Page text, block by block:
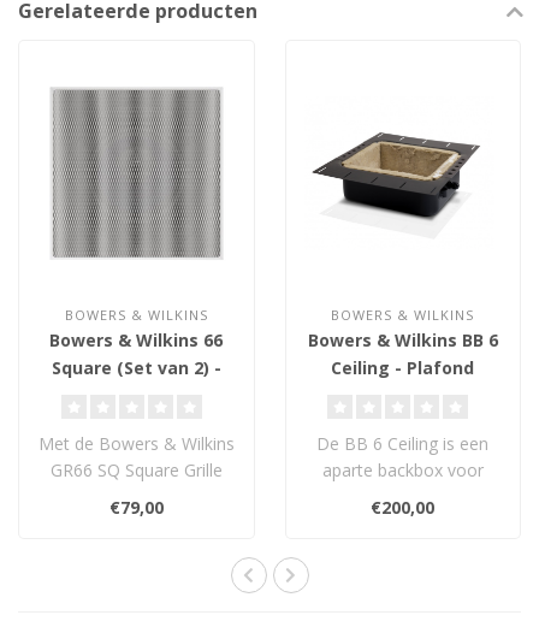
Gerelateerde producten
BOWERS & WILKINS
Bowers & Wilkins 66
Square (Set van 2) -
Met de Bowers & Wilkins
GR66 SQ Square Grille
Assembly maak je ronde
inbouwluids..
€79,00
BOWERS & WILKINS
Bowers & Wilkins BB 6
Ceiling - Plafond
De BB 6 Ceiling is een
aparte backbox voor
Bowers & Wilkins
CCM36x-, CCM38x-, CC..
€200,00